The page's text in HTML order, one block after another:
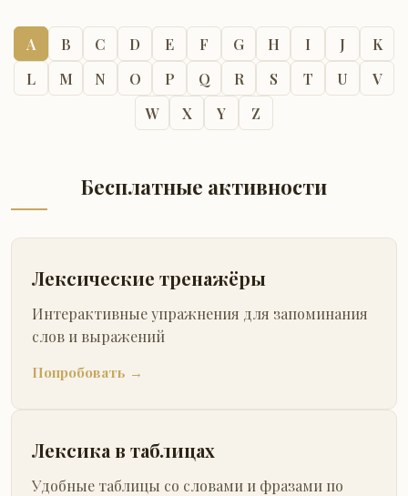
A B C D E F G H I J
K
L
M N O P Q R S T U
V
W
X Y Z
Бесплатные активности
Лексические тренажёры
Интерактивные упражнения для запоминания
слов и выражений
Попробовать →
Лексика в таблицах
Удобные таблицы со словами и фразами по